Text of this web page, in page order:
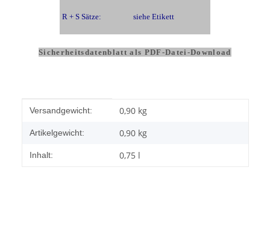
R + S Sätze: siehe Etikett
Sicherheitsdatenblatt als PDF-Datei-Download
Produkteigenschaft
Wert
Versandgewicht: 0,90 kg
Artikelgewicht: 0,90 kg
Inhalt: 0,75 l